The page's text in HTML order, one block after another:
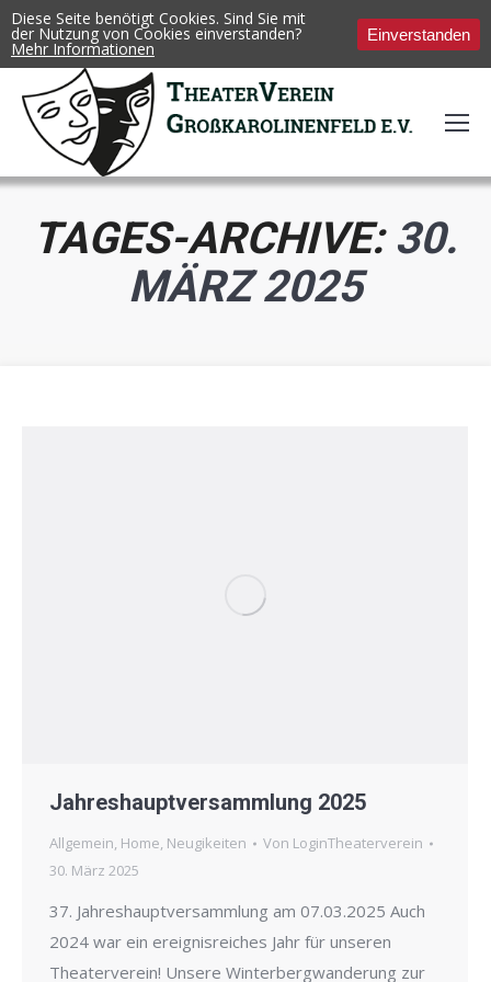
TAGES-ARCHIVE: 30.
MÄRZ 2025
Jahreshauptversammlung 2025
Allgemein, Home, Neugikeiten Von LoginTheaterverein
30. März 2025
37. Jahreshauptversammlung am 07.03.2025 Auch
2024 war ein ereignisreiches Jahr für unseren
Theaterverein! Unsere Winterbergwanderung zur
Diese Seite benötigt Cookies. Sind Sie mit
der Nutzung von Cookies einverstanden?
Mehr Informationen
Einverstanden